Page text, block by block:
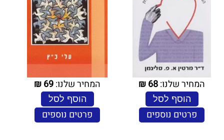
המחיר שלנו:68
₪
הוסף לסל
פרטים נוספים
המחיר שלנו:69
₪
הוסף לסל
פרטים נוספים